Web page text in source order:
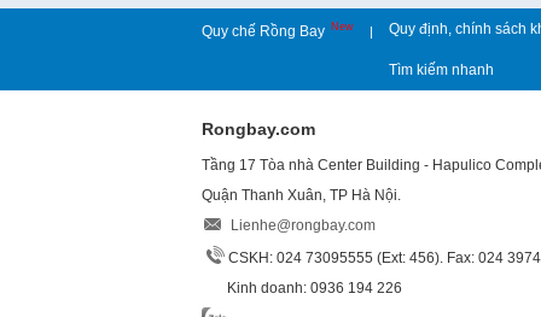
Quy chế Rồng Bay New | Quy định, chính sách
Tìm kiếm nhanh
Rongbay.com
Tầng 17 Tòa nhà Center Building - Hapulico
Quận Thanh Xuân, TP Hà Nội.
Lienhe@rongbay.com
CSKH: 024 73095555 (Ext: 456). Fax: 024
Kinh doanh: 0936 194 226